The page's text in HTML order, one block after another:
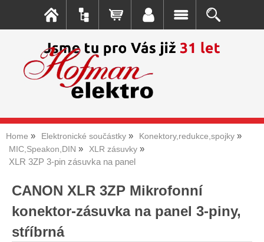
Home Elektronické součástky
Konektory,redukce,spojky
MIC,Speakon,DIN
XLR zásuvky
XLR 3ZP 3-pin zásuvka na panel
CANON XLR 3ZP Mikrofonní
konektor-zásuvka na panel 3-piny,
stŕíbrná